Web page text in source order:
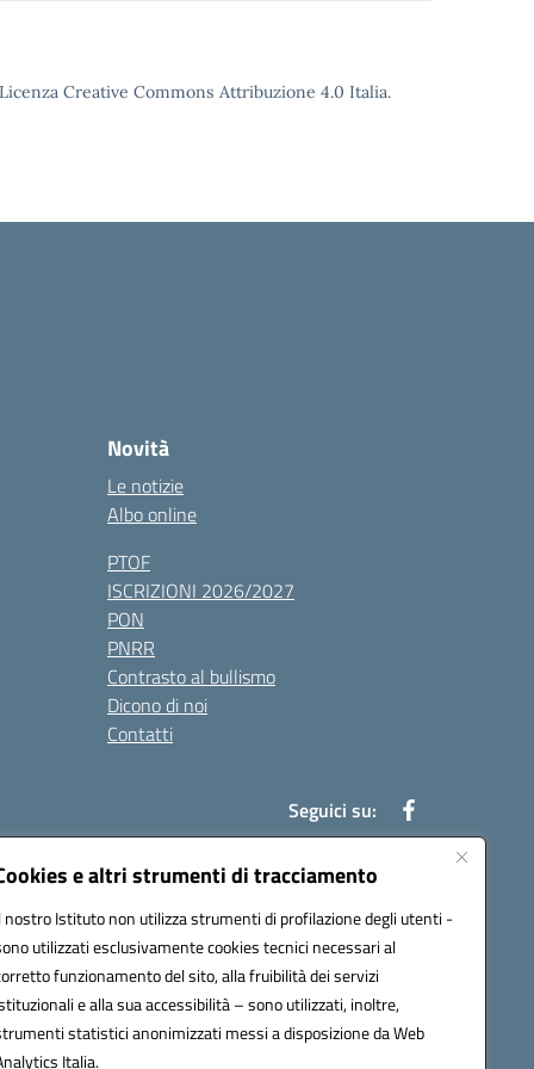
e altri strumenti di tracciamento
nostro Istituto non utilizza strumenti di profilazione degli utenti -
utilizzati esclusivamente cookies tecnici necessari al
funzionamento del sito, alla fruibilità dei servizi
e alla sua accessibilità – sono utilizzati, inoltre,
statistici anonimizzati messi a disposizione da Web
Italia.
Creative Commons Attribuzione 4.0 Italia.
Novità
Le notizie
Albo online
PTOF
ISCRIZIONI 2026/2027
PON
PNRR
Contrasto al bullismo
Dicono di noi
Contatti
Seguici su: